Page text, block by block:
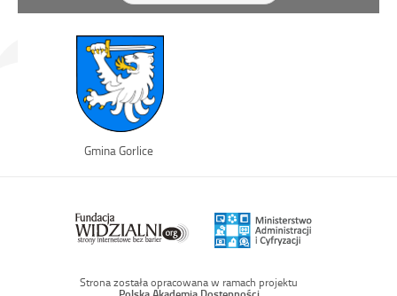
otwiera
oknie
Gmina Gorlice
Strona została opracowana w ramach projektu